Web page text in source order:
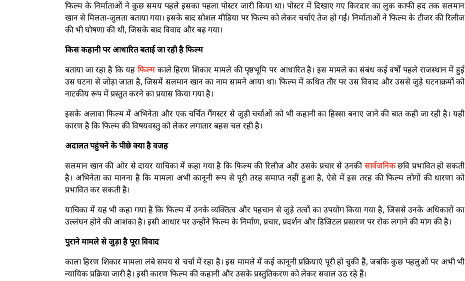
फिल्म के निर्माताओं ने कुछ समय पहले इसका पहला पोस्टर जारी किया था। पोस्टर में दिखाए गए किरदार का लुक काफी हद तक सलमान
खान से मिलता-जुलता बताया गया। इसके बाद सोशल मीडिया पर फिल्म को लेकर चर्चाएं तेज हो गईं। निर्माताओं ने फिल्म के टीजर की रिलीज
की भी घोषणा की थी, जिसके बाद विवाद और बढ़ गया।
किस कहानी पर आधारित बताई जा रही है फिल्म
बताया जा रहा है कि यहफिल्मकाले हिरण शिकार मामले की पृष्ठभूमि पर आधारित है। इस मामले का संबंध कई वर्षों पहले राजस्थान में हुई
उस घटना से जोड़ा जाता है, जिसमें सलमान खान का नाम सामने आया था। फिल्म में कथित तौर पर उस विवाद और उससे जुड़े घटनाक्रमों को
नाटकीय रूप में प्रस्तुत करने का प्रयास किया गया है।
इसके अलावा फिल्म में अभिनेता और एक चर्चित गैंगस्टर से जुड़ी चर्चाओं को भी कहानी का हिस्सा बनाए जाने की बात कही जा रही है। यही
कारण है कि फिल्म की विषयवस्तु को लेकर लगातार बहस चल रही है।
अदालत पहुंचने के पीछे क्या है वजह
सलमान खान की ओर से दायर याचिका में कहा गया है कि फिल्म की रिलीज और उसके प्रचार से उनकीसार्वजनिकछवि प्रभावित हो सकती
है। अभिनेता का मानना है कि मामला अभी कानूनी रूप से पूरी तरह समाप्त नहीं हुआ है, ऐसे में इस तरह की फिल्म लोगों की धारणा को
प्रभावित कर सकती है।
याचिका में यह भी कहा गया है कि फिल्म में उनके व्यक्तित्व और पहचान से जुड़े तत्वों का उपयोग किया गया है, जिससे उनके अधिकारों का
उल्लंघन होने की आशंका है। इसी आधार पर उन्होंने फिल्म के निर्माण, प्रचार, प्रदर्शन और डिजिटल प्रसारण पर रोक लगाने की मांग की है।
पुराने मामले से जुड़ा है पूरा विवाद
काला हिरण शिकार मामला लंबे समय से चर्चा में रहा है। इस मामले में कई कानूनी प्रक्रियाएं पूरी हो चुकी हैं, जबकि कुछ पहलुओं पर अभी भी
न्यायिक प्रक्रिया जारी है। इसी कारण फिल्म की कहानी और उसके प्रस्तुतिकरण को लेकर सवाल उठ रहे हैं।